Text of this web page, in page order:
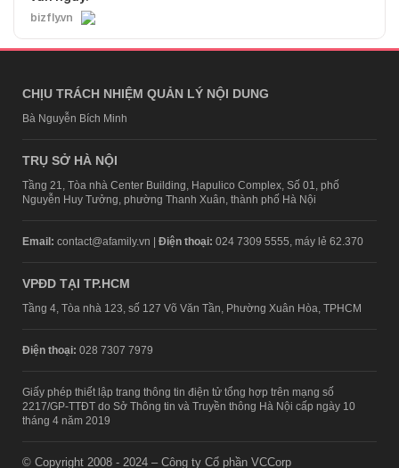
bizfly.vn
CHỊU TRÁCH NHIỆM QUẢN LÝ NỘI DUNG
Bà Nguyễn Bích Minh
TRỤ SỞ HÀ NỘI
Tầng 21, Tòa nhà Center Building, Hapulico Complex, Số 01, phố
Nguyễn Huy Tưởng, phường Thanh Xuân, thành phố Hà Nội
Email: contact@afamily.vn | Điện thoại: 024 7309 5555, máy lẻ 62.370
VPĐD TẠI TP.HCM
Tầng 4, Tòa nhà 123, số 127 Võ Văn Tần, Phường Xuân Hòa, TPHCM
Điện thoại: 028 7307 7979
Giấy phép thiết lập trang thông tin điện tử tổng hợp trên mạng số
2217/GP-TTĐT do Sở Thông tin và Truyền thông Hà Nội cấp ngày 10
tháng 4 năm 2019
© Copyright 2008 - 2024 – Công ty Cổ phần VCCorp